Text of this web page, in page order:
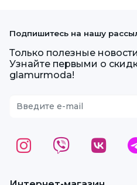
Подпишитесь на нашу
Только полезные
Узнайте первыми о
glamurmoda!